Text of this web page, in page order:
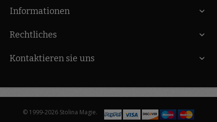
Informationen
Rechtliches
Kontaktieren sie uns
© 1999-2026 Stolina Magie.